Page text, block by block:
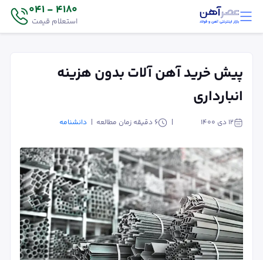
4180 - 041
استعلام قیمت
پیش خرید آهن آلات بدون هزینه
انبارداری
۱۲ دی ۱۴۰۰ 6 دقیقه زمان مطالعه دانشنامه